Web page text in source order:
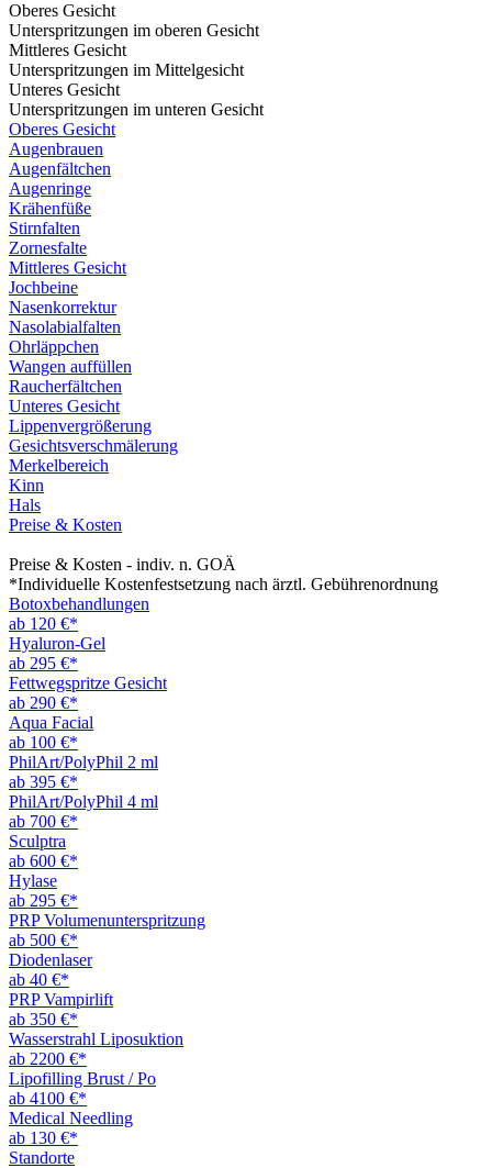
Oberes Gesicht
Unterspritzungen im oberen Gesicht
Mittleres Gesicht
Unterspritzungen im Mittelgesicht
Unteres Gesicht
Unterspritzungen im unteren Gesicht
Oberes Gesicht
Augenbrauen
Augenfältchen
Augenringe
Krähenfüße
Stirnfalten
Zornesfalte
Mittleres Gesicht
Jochbeine
Nasenkorrektur
Nasolabialfalten
Ohrläppchen
Wangen auffüllen
Raucherfältchen
Unteres Gesicht
Lippenvergrößerung
Gesichtsverschmälerung
Merkelbereich
Kinn
Hals
Preise & Kosten
Preise & Kosten - indiv. n. GOÄ
*Individuelle Kostenfestsetzung nach ärztl. Gebührenordnung
Botoxbehandlungen
ab 120 €*
Hyaluron-Gel
ab 295 €*
Fettwegspritze Gesicht
ab 290 €*
Aqua Facial
ab 100 €*
PhilArt/PolyPhil 2 ml
ab 395 €*
PhilArt/PolyPhil 4 ml
ab 700 €*
Sculptra
ab 600 €*
Hylase
ab 295 €*
PRP Volumenunterspritzung
ab 500 €*
Diodenlaser
ab 40 €*
PRP Vampirlift
ab 350 €*
Wasserstrahl Liposuktion
ab 2200 €*
Lipofilling Brust / Po
ab 4100 €*
Medical Needling
ab 130 €*
Standorte